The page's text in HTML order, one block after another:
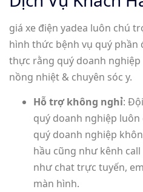
giá xe điện yadea luôn chú
hình thức bệnh vụ quý phần
thực rằng quý doanh
nồng nhiệt & chuyên sóc y.
Hỗ trợ không nghỉ:
quý doanh nghiệp
quý doanh nghiệp
hầu cũng như kênh
như chat trực tuyến,
màn hình.